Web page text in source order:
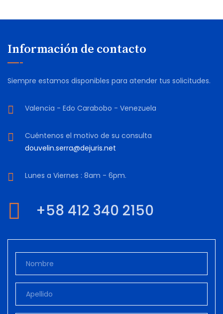
Información de contacto
Siempre estamos disponibles para atender tus solicitudes.
Valencia - Edo Carabobo - Venezuela
Cuéntenos el motivo de su consulta
douvelin.serra@dejuris.net
Lunes a Viernes : 8am - 6pm.
+58 412 340 2150